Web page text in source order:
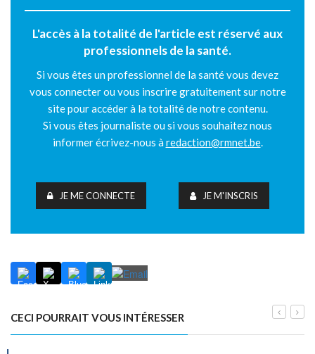
L'accès à la totalité de l'article est réservé aux
professionnels de la santé.
Si vous êtes un professionnel de la santé vous devez
vous connecter ou vous inscrire gratuitement sur notre
site pour accéder à la totalité de notre contenu.
Si vous êtes journaliste ou si vous souhaitez nous
informer écrivez-nous àredaction@rmnet.be.
JE ME CONNECTE JE M'INSCRIS
CECI POURRAIT VOUS INTÉRESSER